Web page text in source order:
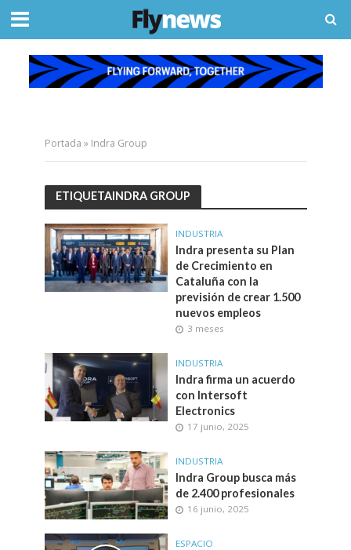
Portada » Indra Group
ETIQUETAINDRA GROUP
INDUSTRIA
Indra presenta su Plan
de Crecimiento en
Cataluña con la
previsión de crear 1.500
nuevos empleos
3 meses
INDUSTRIA
Indra firma un acuerdo
con Intersoft
Electronics
17 junio, 2025
INDUSTRIA
Indra Group busca más
de 2.400 profesionales
16 junio, 2025
ESPACIO